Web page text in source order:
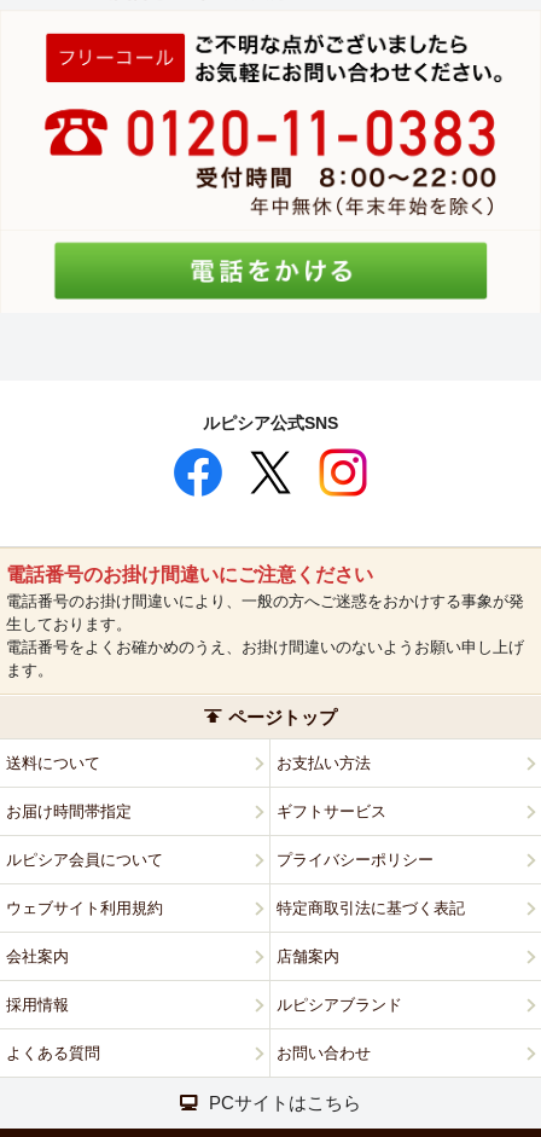
ルピシア公式SNS
電話番号のお掛け間違いにご注意ください
電話番号のお掛け間違いにより、一般の方へご迷惑をおかけする事象が発
生しております。
電話番号をよくお確かめのうえ、お掛け間違いのないようお願い申し上げ
ます。
ページトップ
送料について お支払い方法
お届け時間帯指定 ギフトサービス
ルピシア会員について プライバシーポリシー
ウェブサイト利用規約 特定商取引法に基づく表記
会社案内 店舗案内
採用情報 ルピシアブランド
よくある質問 お問い合わせ
PCサイトはこちら